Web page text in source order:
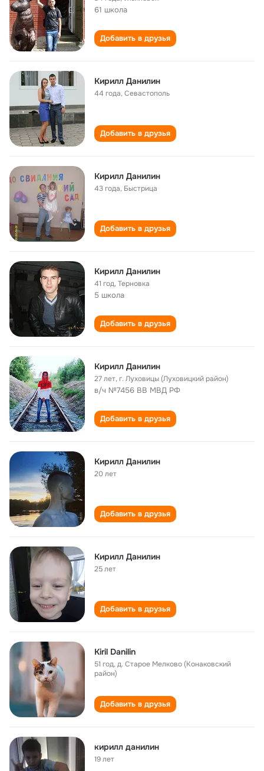
61 школа
Добавить в друзья
Кирилл Данилин
44 года,Севастополь
Добавить в друзья
Кирилл Данилин
43 года, Быстрица
Добавить в друзья
Кирилл Данилин
41 год,Терновка
5 школа
Добавить в друзья
Кирилл Данилин
27 лет,г. Луховицы (Луховицкий район)
в/ч №7456 ВВ МВД РФ
Добавить в друзья
Кирилл Данилин
20 лет
Добавить в друзья
Кирилл Данилин
25 лет
Добавить в друзья
Kiril Danilin
51 год,д. Старое Мелково (Конаковский
район)
Добавить в друзья
кирилл данилин
19 лет